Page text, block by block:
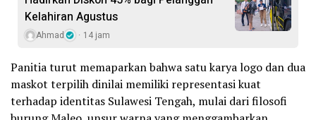
Kelahiran Agustus
Ahmad 14 jam
Panitia turut memaparkan bahwa satu karya logo dan dua
maskot terpilih dinilai memiliki representasi kuat
terhadap identitas Sulawesi Tengah, mulai dari filosofi